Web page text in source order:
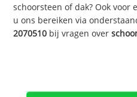
schoorsteen of dak? Ook
u ons bereiken via
2070510 bij vragen over